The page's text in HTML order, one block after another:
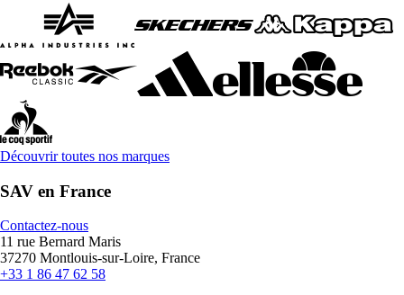
Découvrir toutes nos marques
SAV en France
Contactez-nous
11 rue Bernard Maris
37270 Montlouis-sur-Loire, France
+33 1 86 47 62 58